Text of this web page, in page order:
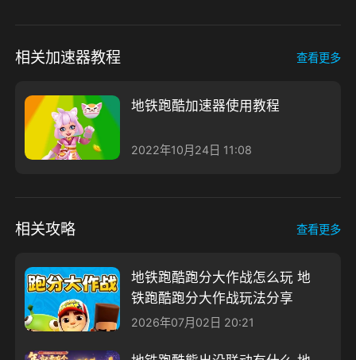
相关加速器教程 查看更多
地铁跑酷加速器使用教程
2022年10月24日 11:08
相关攻略 查看更多
地铁跑酷跑分大作战怎么玩 地
铁跑酷跑分大作战玩法分享
2026年07月02日 20:21